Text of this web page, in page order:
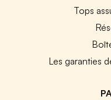
Tops
Les garanties